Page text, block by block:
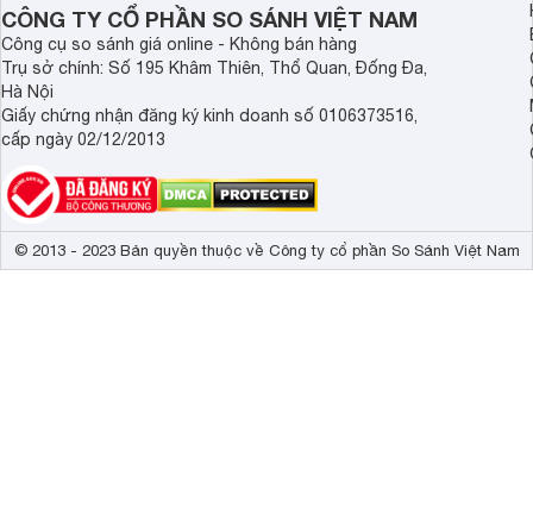
CÔNG TY CỔ PHẦN SO SÁNH VIỆT NAM
Công cụ so sánh giá online - Không bán hàng
Trụ sở chính: Số 195 Khâm Thiên, Thổ Quan, Đống Đa,
Hà Nội
Giấy chứng nhận đăng ký kinh doanh số 0106373516,
cấp ngày 02/12/2013
© 2013 - 2023 Bản quyền thuộc về Công ty cổ phần So Sánh Việt Nam